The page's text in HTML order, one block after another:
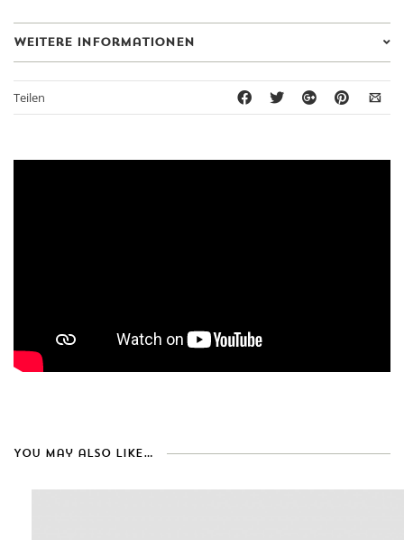
Weitere Informationen
Teilen
You may also like…